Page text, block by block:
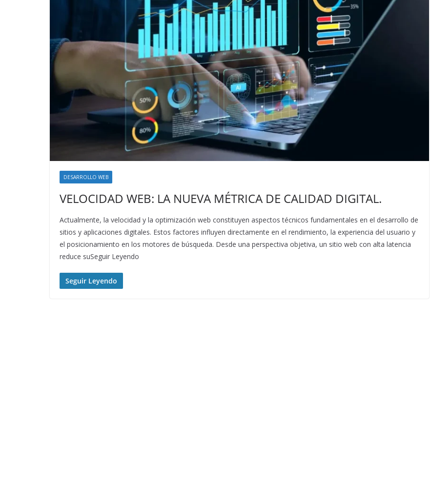
DESARROLLO WEB
VELOCIDAD WEB: LA NUEVA MÉTRICA DE CALIDAD DIGITAL.
Actualmente, la velocidad y la optimización web constituyen aspectos técnicos fundamentales en el desarrollo de
sitios y aplicaciones digitales. Estos factores influyen directamente en el rendimiento, la experiencia del usuario y
el posicionamiento en los motores de búsqueda. Desde una perspectiva objetiva, un sitio web con alta latencia
reduce suSeguir Leyendo
Seguir Leyendo